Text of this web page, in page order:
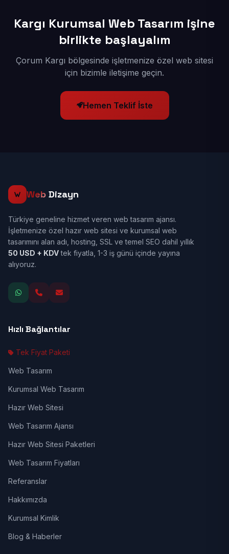
Kargı Kurumsal Web Tasarım işine
birlikte başlayalım
Çorum Kargı bölgesinde işletmenize özel web sitesi
için bizimle iletişime geçin.
Hemen Teklif İste
Web Dizayn
Türkiye geneline hizmet veren web tasarım ajansı.
İşletmenize özel hazır web sitesi ve kurumsal web
tasarımını alan adı, hosting, SSL ve temel SEO dahil yıllık
50 USD + KDVtek fiyatla, 1-3 iş günü içinde yayına
alıyoruz.
Hızlı Bağlantılar
Tek Fiyat Paketi
Web Tasarım
Kurumsal Web Tasarım
Hazır Web Sitesi
Web Tasarım Ajansı
Hazır Web Sitesi Paketleri
Web Tasarım Fiyatları
Referanslar
Hakkımızda
Kurumsal Kimlik
Blog & Haberler